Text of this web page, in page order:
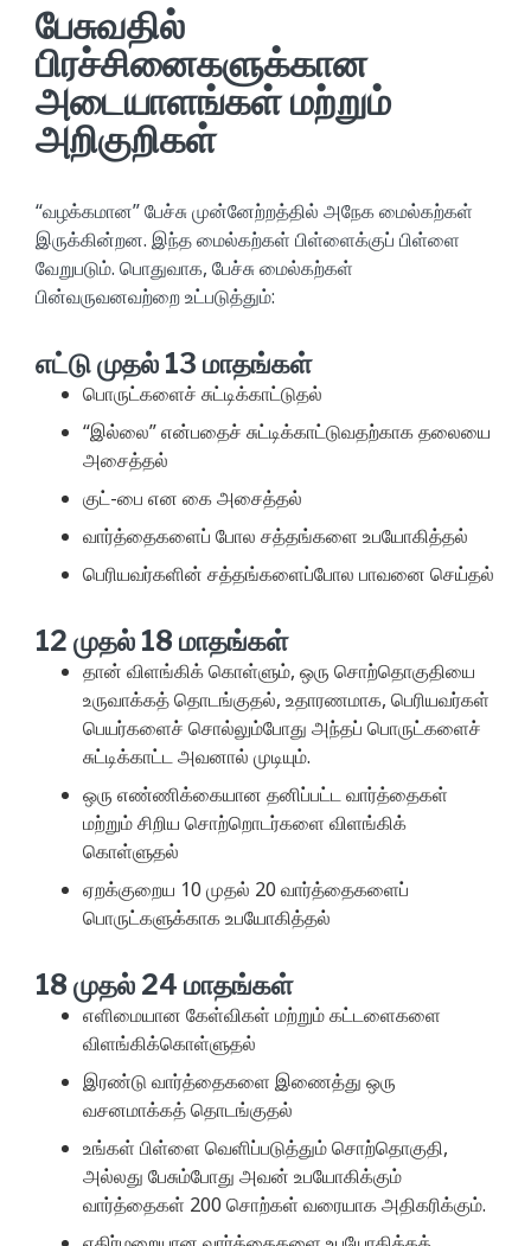
பேசுவதில்
பிரச்சினைகளுக்கான
அடையாளங்கள் மற்றும்
அறிகுறிகள்
“வழக்கமான” பேச்சு முன்னேற்றத்தில் அநேக மைல்கற்கள்
இருக்கின்றன. இந்த மைல்கற்கள் பிள்ளைக்குப் பிள்ளை
வேறுபடும். பொதுவாக, பேச்சு மைல்கற்கள்
பின்வருவனவற்றை உட்படுத்தும்:
எட்டு முதல் 13 மாதங்கள்
பொருட்களைச் சுட்டிக்காட்டுதல்
“இல்லை” என்பதைச் சுட்டிக்காட்டுவதற்காக தலையை
அசைத்தல்
குட்-பை என கை அசைத்தல்
வார்த்தைகளைப் போல சத்தங்களை உபயோகித்தல்
பெரியவர்களின் சத்தங்களைப்போல பாவனை செய்தல்
12 முதல் 18 மாதங்கள்
தான் விளங்கிக் கொள்ளும், ஒரு சொற்தொகுதியை
உருவாக்கத் தொடங்குதல், உதாரணமாக, பெரியவர்கள்
பெயர்களைச் சொல்லும்போது அந்தப் பொருட்களைச்
சுட்டிக்காட்ட அவனால் முடியும்.
ஒரு எண்ணிக்கையான தனிப்பட்ட வார்த்தைகள்
மற்றும் சிறிய சொற்றொடர்களை விளங்கிக்
கொள்ளுதல்
ஏறக்குறைய 10 முதல் 20 வார்த்தைகளைப்
பொருட்களுக்காக உபயோகித்தல்
18 முதல் 24 மாதங்கள்
எளிமையான கேள்விகள் மற்றும் கட்டளைகளை
விளங்கிக்கொள்ளுதல்
இரண்டு வார்த்தைகளை இணைத்து ஒரு
வசனமாக்கத் தொடங்குதல்
உங்கள் பிள்ளை வெளிப்படுத்தும் சொற்தொகுதி,
அல்லது பேசும்போது அவன் உபயோகிக்கும்
வார்த்தைகள் 200 சொற்கள் வரையாக அதிகரிக்கும்.